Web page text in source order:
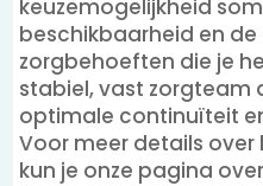
keuzemogelijkheid
beschikbaarheid en
zorgbehoeften die je
stabiel, vast zorgteam
optimale continuïteit
Voor meer details over
kun je onze pagina over